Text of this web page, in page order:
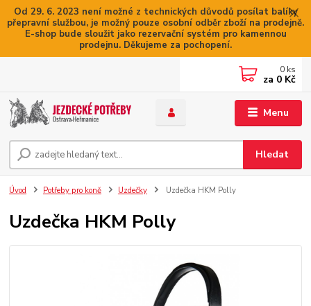
Od 29. 6. 2023 není možné z technických důvodů posílat balíky
přepravní službou, je možný pouze osobní odběr zboží na prodejně.
E-shop bude sloužit jako rezervační systém pro kamennou
prodejnu. Děkujeme za pochopení.
Menu
Hledat
0 ks
za 0 Kč
Úvod Potřeby pro koně Uzdečky Uzdečka HKM Polly
Uzdečka HKM Polly